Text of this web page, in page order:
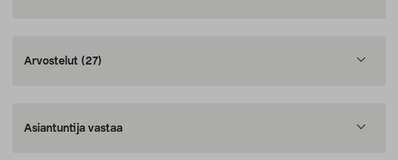
Arvostelut (27)
Asiantuntija vastaa